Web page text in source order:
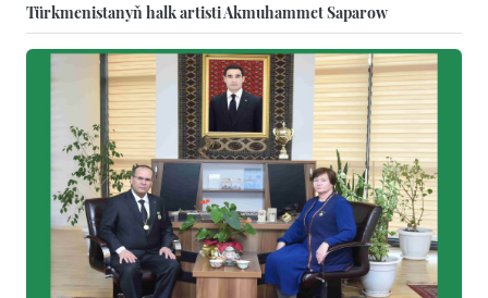
Türkmenistanyň halk artisti Akmuhammet Saparow